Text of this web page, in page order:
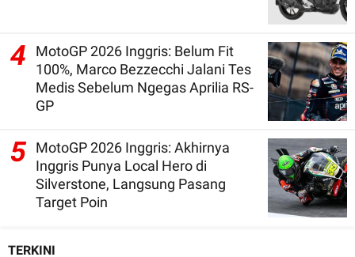
4
MotoGP 2026 Inggris: Belum Fit
100%, Marco Bezzecchi Jalani Tes
Medis Sebelum Ngegas Aprilia RS-
GP
5 MotoGP 2026 Inggris: Akhirnya
Inggris Punya Local Hero di
Silverstone, Langsung Pasang
Target Poin
TERKINI